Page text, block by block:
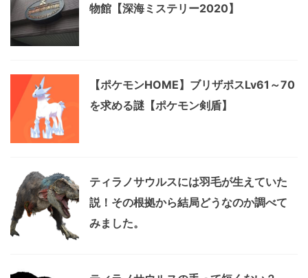
物館【深海ミステリー2020】
【ポケモンHOME】ブリザポスLv61～70
を求める謎【ポケモン剣盾】
ティラノサウルスには羽毛が生えていた
説！その根拠から結局どうなのか調べて
みました。